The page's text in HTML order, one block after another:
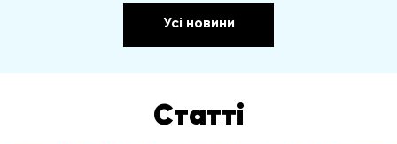
Усі новини
Статті